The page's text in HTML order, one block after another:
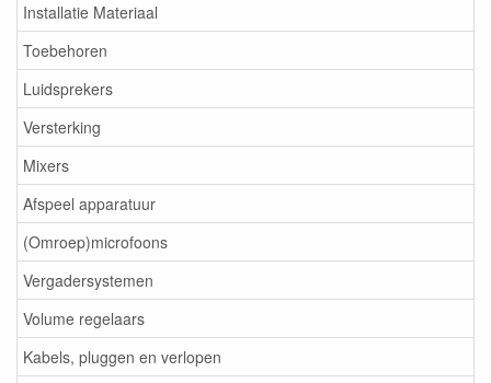
Installatie Materiaal
Toebehoren
Luidsprekers
Versterking
Mixers
Afspeel apparatuur
(Omroep)microfoons
Vergadersystemen
Volume regelaars
Kabels, pluggen en verlopen